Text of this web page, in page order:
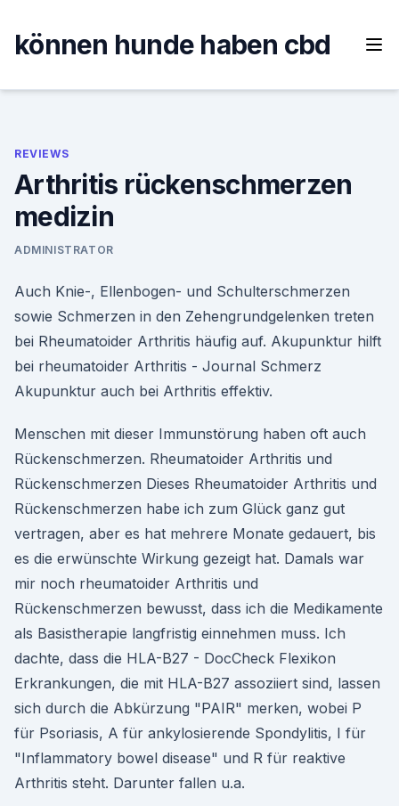
content
können hunde haben cbd
REVIEWS
Arthritis rückenschmerzen
medizin
ADMINISTRATOR
Auch Knie-, Ellenbogen- und Schulterschmerzen
sowie Schmerzen in den Zehengrundgelenken treten
bei Rheumatoider Arthritis häufig auf. Akupunktur hilft
bei rheumatoider Arthritis - Journal Schmerz
Akupunktur auch bei Arthritis effektiv.
Menschen mit dieser Immunstörung haben oft auch
Rückenschmerzen. Rheumatoider Arthritis und
Rückenschmerzen Dieses Rheumatoider Arthritis und
Rückenschmerzen habe ich zum Glück ganz gut
vertragen, aber es hat mehrere Monate gedauert, bis
es die erwünschte Wirkung gezeigt hat. Damals war
mir noch rheumatoider Arthritis und
Rückenschmerzen bewusst, dass ich die Medikamente
als Basistherapie langfristig einnehmen muss. Ich
dachte, dass die HLA-B27 - DocCheck Flexikon
Erkrankungen, die mit HLA-B27 assoziiert sind, lassen
sich durch die Abkürzung "PAIR" merken, wobei P
für Psoriasis, A für ankylosierende Spondylitis, I für
"Inflammatory bowel disease" und R für reaktive
Arthritis steht. Darunter fallen u.a.